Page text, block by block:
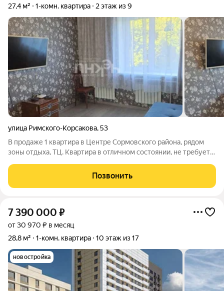
27,4 м² 1-комн. квартира 2 этаж из 9
улица Римского-Корсакова,53
В продаже 1 квартира в Центре Сормовского района, рядом
зоны отдыха, ТЦ. Квартира в отличном состоянии, не требует
зеркальный, диван, кухонный гарнитур, телевизор) На кухне,
тёплый пол,
Позвонить
7 390 000 ₽
от 30 970 ₽ в месяц
28,8 м²
1-комн. квартира 10 этаж из 17
новостройка